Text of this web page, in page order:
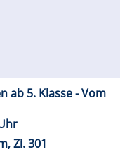
ab 5. Klasse - Vom
Zi. 301